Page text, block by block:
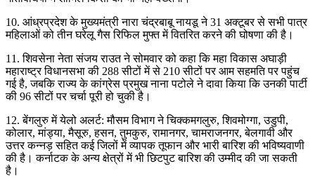
10. आंध्रप्रदेश के मुख्यमंत्री नारा चंद्रबाबू नायडू ने 31 अक्टूबर से सभी पात्र
महिलाओं को तीन घरेलू गैस रिफिल मुफ्त में वितरित करने की घोषणा की है।
11. शिवसेना नेता संजय राउत ने सोमवार को कहा कि महा विकास अघाड़ी
महाराष्ट्र विधानसभा की 288 सीटों में से 210 सीटों पर आम सहमति पर पहुंच
गई है, जबकि राज्य के कांग्रेस प्रमुख नाना पटोले ने दावा किया कि उनकी पार्टी
की 96 सीटों पर चर्चा पूरी हो चुकी है।
12. बेंगलुरु में येलो अलर्ट: मौसम विभाग ने चिक्कमगलुरु, शिवमोग्गा, उडुपी,
कोलार, मांड्या, मैसूरु, हसन, तुमकुरु, रामानगर, चामराजनगर, बेलगावी और
उत्तर कन्नड़ सहित कई जिलों में व्यापक तूफान और भारी बारिश की भविष्यवाणी
की है। कर्नाटक के अन्य क्षेत्रों में भी छिटपुट बारिश की उम्मीद की जा सकती
है।